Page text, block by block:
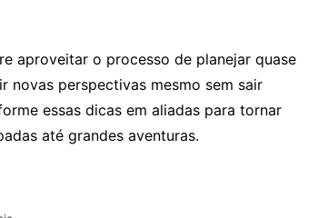
aproveitar o processo de planejar quase
novas perspectivas mesmo sem sair
essas dicas em aliadas para tornar
até grandes aventuras.